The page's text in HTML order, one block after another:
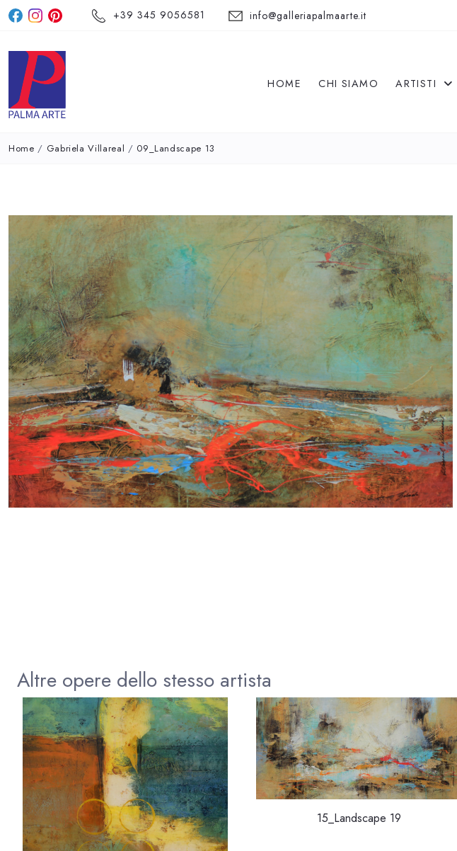
+39 345 9056581 info@galleriapalmaarte.it
HOME CHI SIAMO ARTISTI
Home / Gabriela Villareal / 09_Landscape 13
Altre opere dello stesso artista
15_Landscape 19